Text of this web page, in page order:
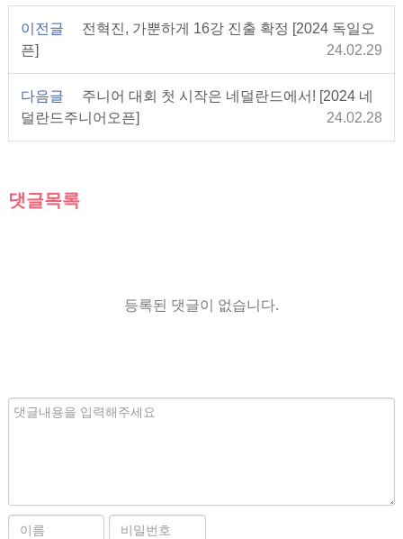
이전글
전혁진, 가뿐하게 16강 진출 확정 [2024 독일오
픈]
24.02.29
다음글
주니어 대회 첫 시작은 네덜란드에서! [2024 네
덜란드주니어오픈]
24.02.28
댓글목록
등록된 댓글이 없습니다.
내
비